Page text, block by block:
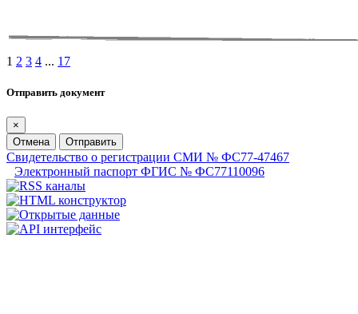
1 2 3 4 ... 17
Отправить документ
×
Отмена
Отправить
Свидетельство о регистрации СМИ № ФС77-47467
Электронный паспорт ФГИС № ФС77110096